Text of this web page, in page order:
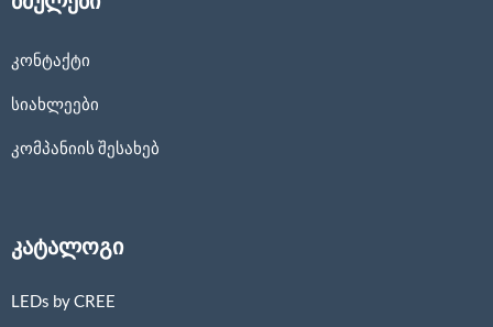
კონტაქტი
სიახლეები
კომპანიის შესახებ
კატალოგი
LEDs by CREE